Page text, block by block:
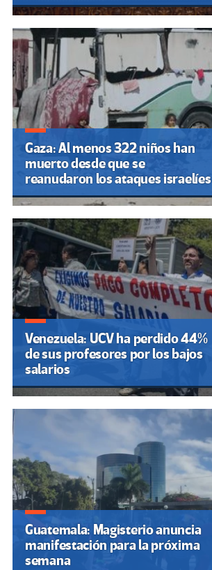
Gaza: Al menos 322 niños han
muerto desde que se
reanudaron los ataques israelíes
Venezuela: UCV ha perdido 44%
de sus profesores por los bajos
salarios
Guatemala: Magisterio anuncia
manifestación para la próxima
semana